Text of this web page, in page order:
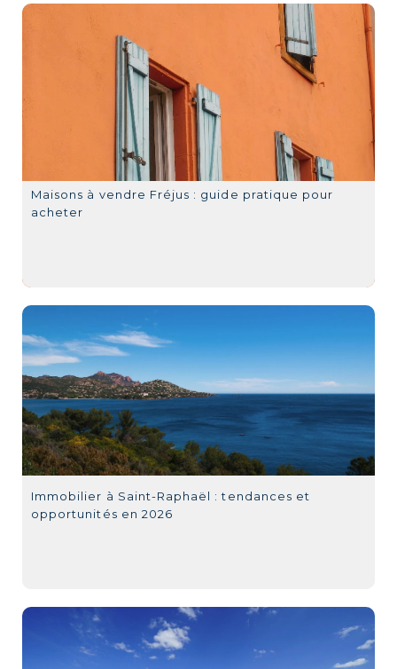
Maisons à vendre Fréjus : guide pratique pour
acheter
Immobilier à Saint-Raphaël : tendances et
opportunités en 2026